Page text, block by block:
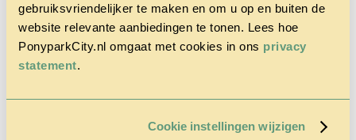
gebruiksvriendelijker te maken en om u op en buiten de
website relevante aanbiedingen te tonen. Lees hoe
PonyparkCity.nl omgaat met cookies in ons privacy
statement.
Cookie instellingen wijzigen